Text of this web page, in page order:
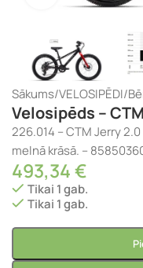
Sākums/VELOSIPĒDI/
Velosipēds –
226.014 – CTM Jerry
melnā krāsā. –
493,34€
Tikai 1 gab.
Tikai 1 gab.